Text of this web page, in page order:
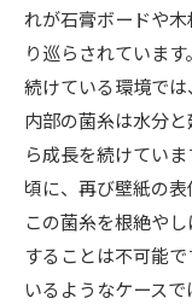
れが石膏ボードや
り巡らされていま
続けている環境では
内部の菌糸は水分
ら成長を続けてい
頃に、再び壁紙の表
この菌糸を根絶や
することは不可能
いるようなケース